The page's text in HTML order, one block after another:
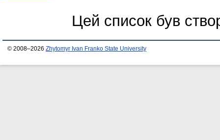
Цей список був
© 2008–2026 Zhytomyr Ivan Franko State University